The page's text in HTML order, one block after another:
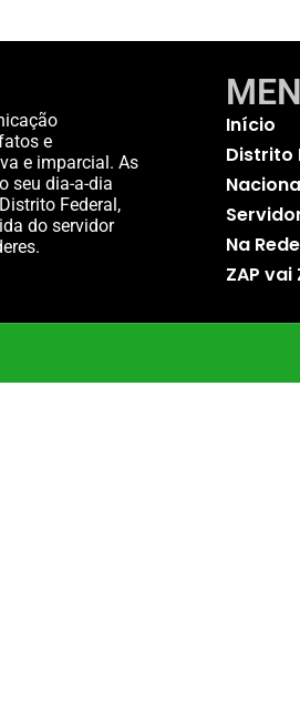
e
e imparcial. As
seu dia-a-dia
Federal,
do servidor
Início
Distrito
Na Rede
ZAP vai